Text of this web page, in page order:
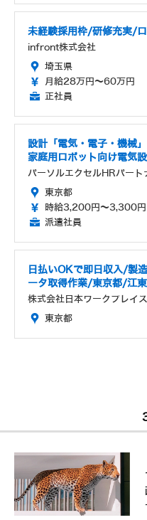
未経験採用枠/研修充実/
infront株式会社
埼玉県
月給28万円～60万円
正社員
設計「電気・電子・機械
家庭用ロボット向け電気
パーソルエクセルHRパート
東京都
時給3,200円～3,300円
派遣社員
日払いOKで即日収入/製
ータ取得作業/東京都/江
株式会社日本ワークプレイス
東京都